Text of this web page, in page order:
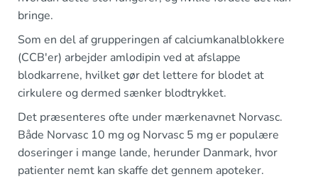
bringe.
Som en del af grupperingen af calciumkanalblokkere
(CCB'er) arbejder amlodipin ved at afslappe
blodkarrene, hvilket gør det lettere for blodet at
cirkulere og dermed sænker blodtrykket.
Det præsenteres ofte under mærkenavnet Norvasc.
Både Norvasc 10 mg og Norvasc 5 mg er populære
doseringer i mange lande, herunder Danmark, hvor
patienter nemt kan skaffe det gennem apoteker.